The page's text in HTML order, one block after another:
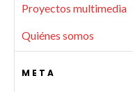
Proyectos multimedia
Quiénes somos
META